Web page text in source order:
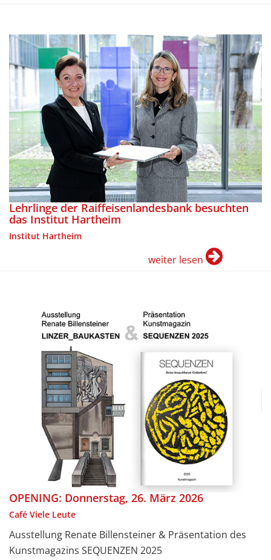
Lehrlinge der Raiffeisenlandesbank besuchten
das Institut Hartheim
Institut Hartheim
weiter lesen
OPENING: Donnerstag, 26. März 2026
Café Viele Leute
Ausstellung Renate Billensteiner & Präsentation des
Kunstmagazins SEQUENZEN 2025